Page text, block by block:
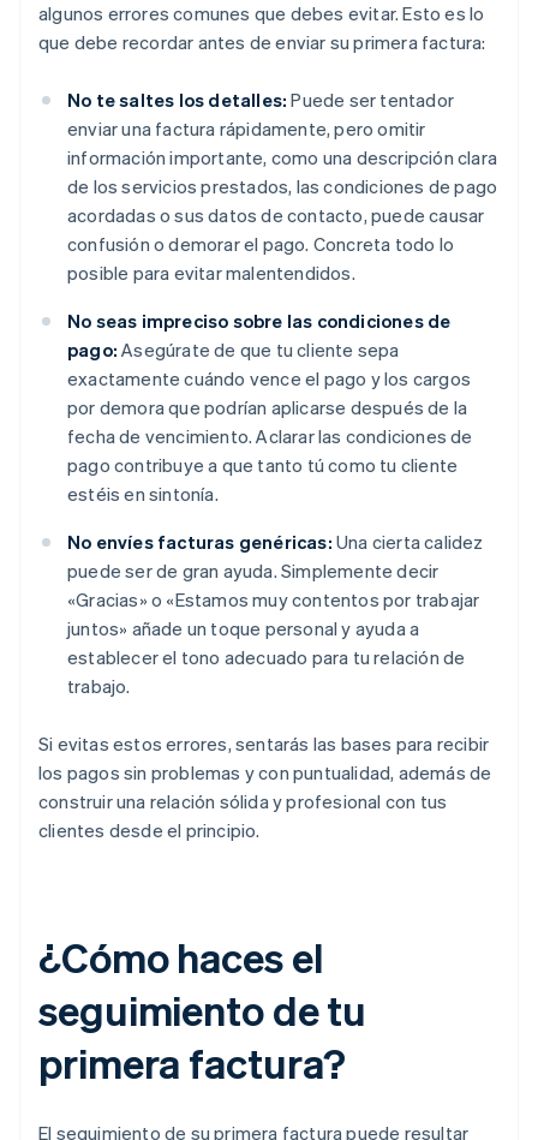
algunos errores comunes que debes evitar. Esto es lo
que debe recordar antes de enviar su primera factura:
No te saltes los detalles: Puede ser tentador
enviar una factura rápidamente, pero omitir
información importante, como una descripción clara
de los servicios prestados, las condiciones de pago
acordadas o sus datos de contacto, puede causar
confusión o demorar el pago. Concreta todo lo
posible para evitar malentendidos.
No seas impreciso sobre las condiciones de
pago: Asegúrate de que tu cliente sepa
exactamente cuándo vence el pago y los cargos
por demora que podrían aplicarse después de la
fecha de vencimiento. Aclarar las condiciones de
pago contribuye a que tanto tú como tu cliente
estéis en sintonía.
No envíes facturas genéricas: Una cierta calidez
puede ser de gran ayuda. Simplemente decir
«Gracias» o «Estamos muy contentos por trabajar
juntos» añade un toque personal y ayuda a
establecer el tono adecuado para tu relación de
trabajo.
Si evitas estos errores, sentarás las bases para recibir
los pagos sin problemas y con puntualidad, además de
construir una relación sólida y profesional con tus
clientes desde el principio.
¿Cómo haces el
seguimiento de tu
primera factura?
El seguimiento de su primera factura puede resultar